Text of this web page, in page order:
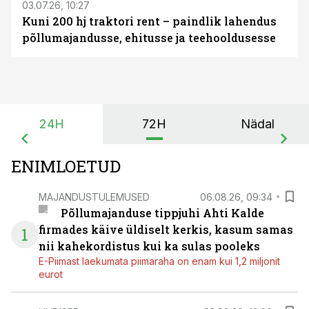
03.07.26, 10:27
Kuni 200 hj traktori rent – paindlik lahendus
põllumajandusse, ehitusse ja teehooldusesse
24H 72H Nädal
ENIMLOETUD
1
MAJANDUSTULEMUSED 06.08.26, 09:34
Põllumajanduse tippjuhi Ahti Kalde
firmades käive üldiselt kerkis, kasum samas
nii kahekordistus kui ka sulas pooleks
E-Piimast laekumata piimaraha on enam kui 1,2 miljonit
eurot